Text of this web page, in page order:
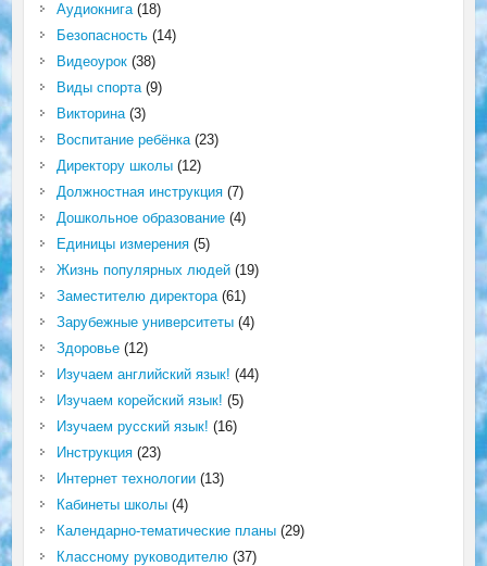
Аудиокнига(18)
Безопасность(14)
Видеоурок(38)
Виды спорта(9)
Викторина(3)
Воспитание ребёнка(23)
Директору школы(12)
Должностная инструкция(7)
Дошкольное образование(4)
Единицы измерения(5)
Жизнь популярных людей(19)
Заместителю директора(61)
Зарубежные университеты(4)
Здоровье(12)
Изучаем английский язык! (44)
Изучаем корейский язык! (5)
Изучаем русский язык! (16)
Инструкция(23)
Интернет технологии(13)
Кабинеты школы(4)
Календарно-тематические планы(29)
Классному руководителю(37)